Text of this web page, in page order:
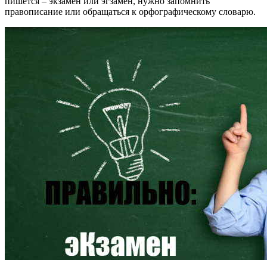
правописание или обращаться к орфографическому словарю.